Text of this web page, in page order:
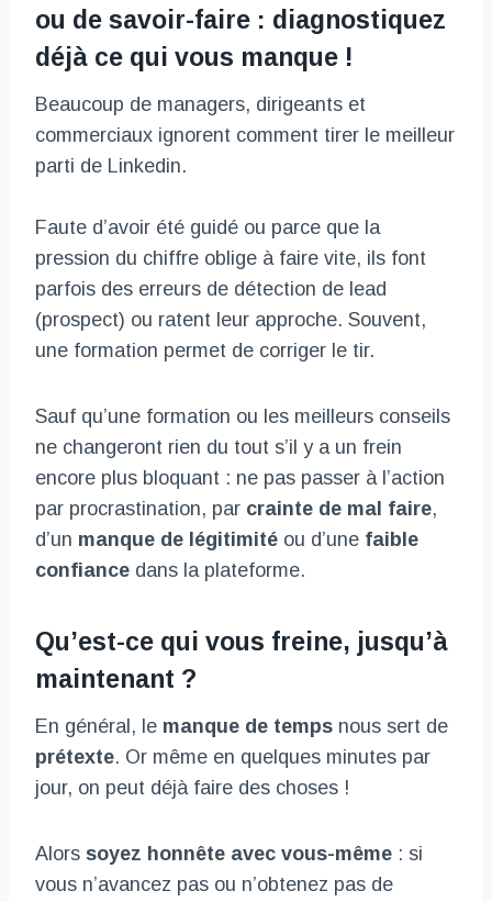
ou de savoir-faire : diagnostiquez
déjà ce qui vous manque !
Beaucoup de managers, dirigeants et
commerciaux ignorent comment tirer le meilleur
parti de Linkedin.
Faute d’avoir été guidé ou parce que la
pression du chiffre oblige à faire vite, ils font
parfois des erreurs de détection de lead
(prospect) ou ratent leur approche. Souvent,
une formation permet de corriger le tir.
Sauf qu’une formation ou les meilleurs conseils
ne changeront rien du tout s’il y a un frein
encore plus bloquant : ne pas passer à l’action
par procrastination, par crainte de mal faire,
d’un manque de légitimité ou d’une faible
confiance dans la plateforme.
Qu’est-ce qui vous freine, jusqu’à
maintenant ?
En général, le manque de temps nous sert de
prétexte. Or même en quelques minutes par
jour, on peut déjà faire des choses !
Alors soyez honnête avec vous-même : si
vous n’avancez pas ou n’obtenez pas de